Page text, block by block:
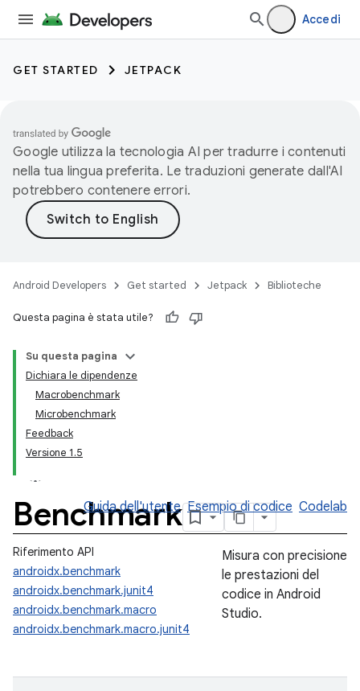
Accedi
GET STARTED JETPACK
Google utilizza la tecnologia AI per tradurre i contenuti
nella tua lingua preferita. Le traduzioni generate dall'AI
potrebbero contenere errori.
Android Developers Get started Jetpack Biblioteche
Questa pagina è stata utile?
Su questa pagina
Dichiara le dipendenze
Macrobenchmark
Microbenchmark
Feedback
Versione 1.5
Benchmark
Guida dell'utente Esempio di codice Codelab
Riferimento API
androidx.benchmark
androidx.benchmark.junit4
androidx.benchmark.macro
androidx.benchmark.macro.junit4
Misura con precisione
le prestazioni del
codice in Android
Studio.